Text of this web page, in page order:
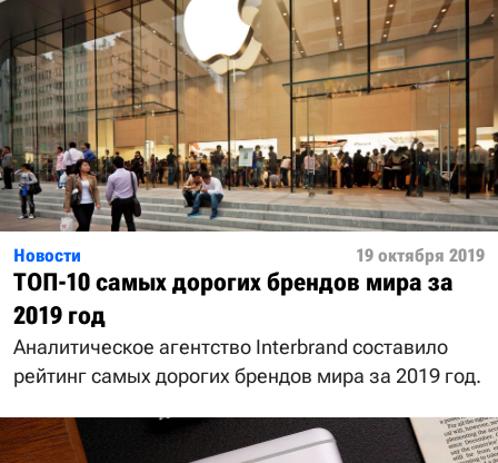
Новости 19 октября 2019
ТОП-10 самых дорогих брендов мира за
2019 год
Аналитическое агентство Interbrand составило
рейтинг самых дорогих брендов мира за 2019 год.